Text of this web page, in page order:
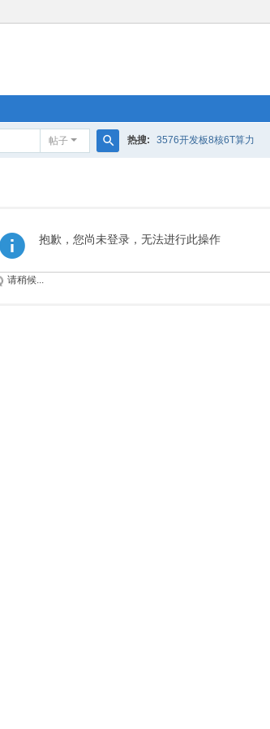
帖子 热搜: 3576开发板8核6T算力
抱歉，您尚未登录，无法进行此操作
请稍候...